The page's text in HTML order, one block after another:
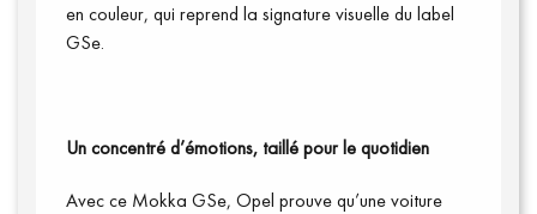
en couleur, qui reprend la signature visuelle du label
GSe.
Un concentré d’émotions, taillé pour le quotidien
Avec ce Mokka GSe, Opel prouve qu’une voiture